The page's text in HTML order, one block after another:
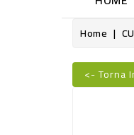
Home
<- Torna